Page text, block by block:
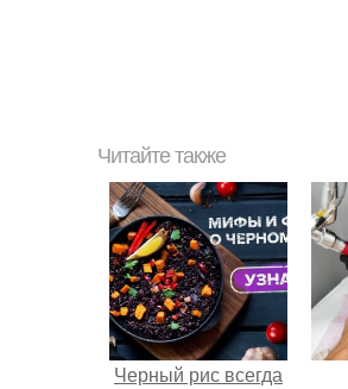
Читайте также
Черный рис всегда